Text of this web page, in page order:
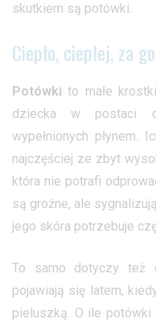
skutkiem są potówki.
Ciepło, cieplej, za
Potówki to małe
dziecka w postaci
wypełnionych płynem.
najczęściej ze zbyt
która nie potrafi
są groźne, ale
jego skóra potrzebuje
To samo dotyczy też
pojawiają się latem,
pieluszką. O ile potówki